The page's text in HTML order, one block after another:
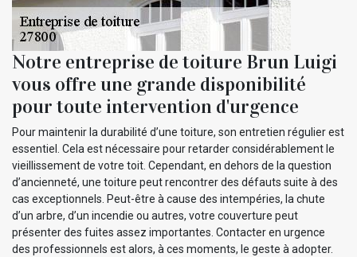
Notre entreprise de toiture Brun Luigi
vous offre une grande disponibilité
pour toute intervention d'urgence
Pour maintenir la durabilité d’une toiture, son entretien régulier est
essentiel. Cela est nécessaire pour retarder considérablement le
vieillissement de votre toit. Cependant, en dehors de la question
d’ancienneté, une toiture peut rencontrer des défauts suite à des
cas exceptionnels. Peut-être à cause des intempéries, la chute
d’un arbre, d’un incendie ou autres, votre couverture peut
présenter des fuites assez importantes. Contacter en urgence
des professionnels est alors, à ces moments, le geste à adopter.